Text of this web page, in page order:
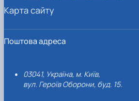
Поштова адреса
03041, Україна, м. Київ,
вул. Героїв Оборони, буд. 15.
Карта сайту